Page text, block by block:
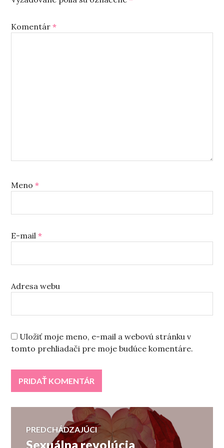
Komentár*
Meno*
E-mail*
Adresa webu
Uložiť moje meno, e-mail a webovú stránku v
tomto prehliadači pre moje budúce komentáre.
Navigácia
PREDCHÁDZAJÚCI
Predchádzajúci
Sexuálna revolúcia